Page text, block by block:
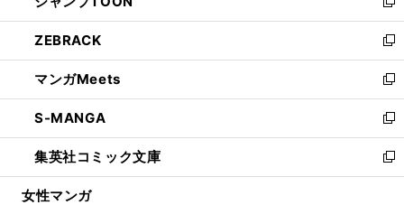
開
く
ウ
で
開
く
ィ
ン
ド
ウ
で
開
く
い
ウ
ィ
ン
ド
ウ
で
開
く
新
し
い
ウ
ィ
ン
ド
ウ
で
開
ZEBRACK
新
し
い
ウ
ィ
ン
ド
ウ
マンガMeets
新
し
い
ウ
ィ
ン
S-MANGA
新
し
い
ウ
集英社コミック文庫
新
し
女性マンガ